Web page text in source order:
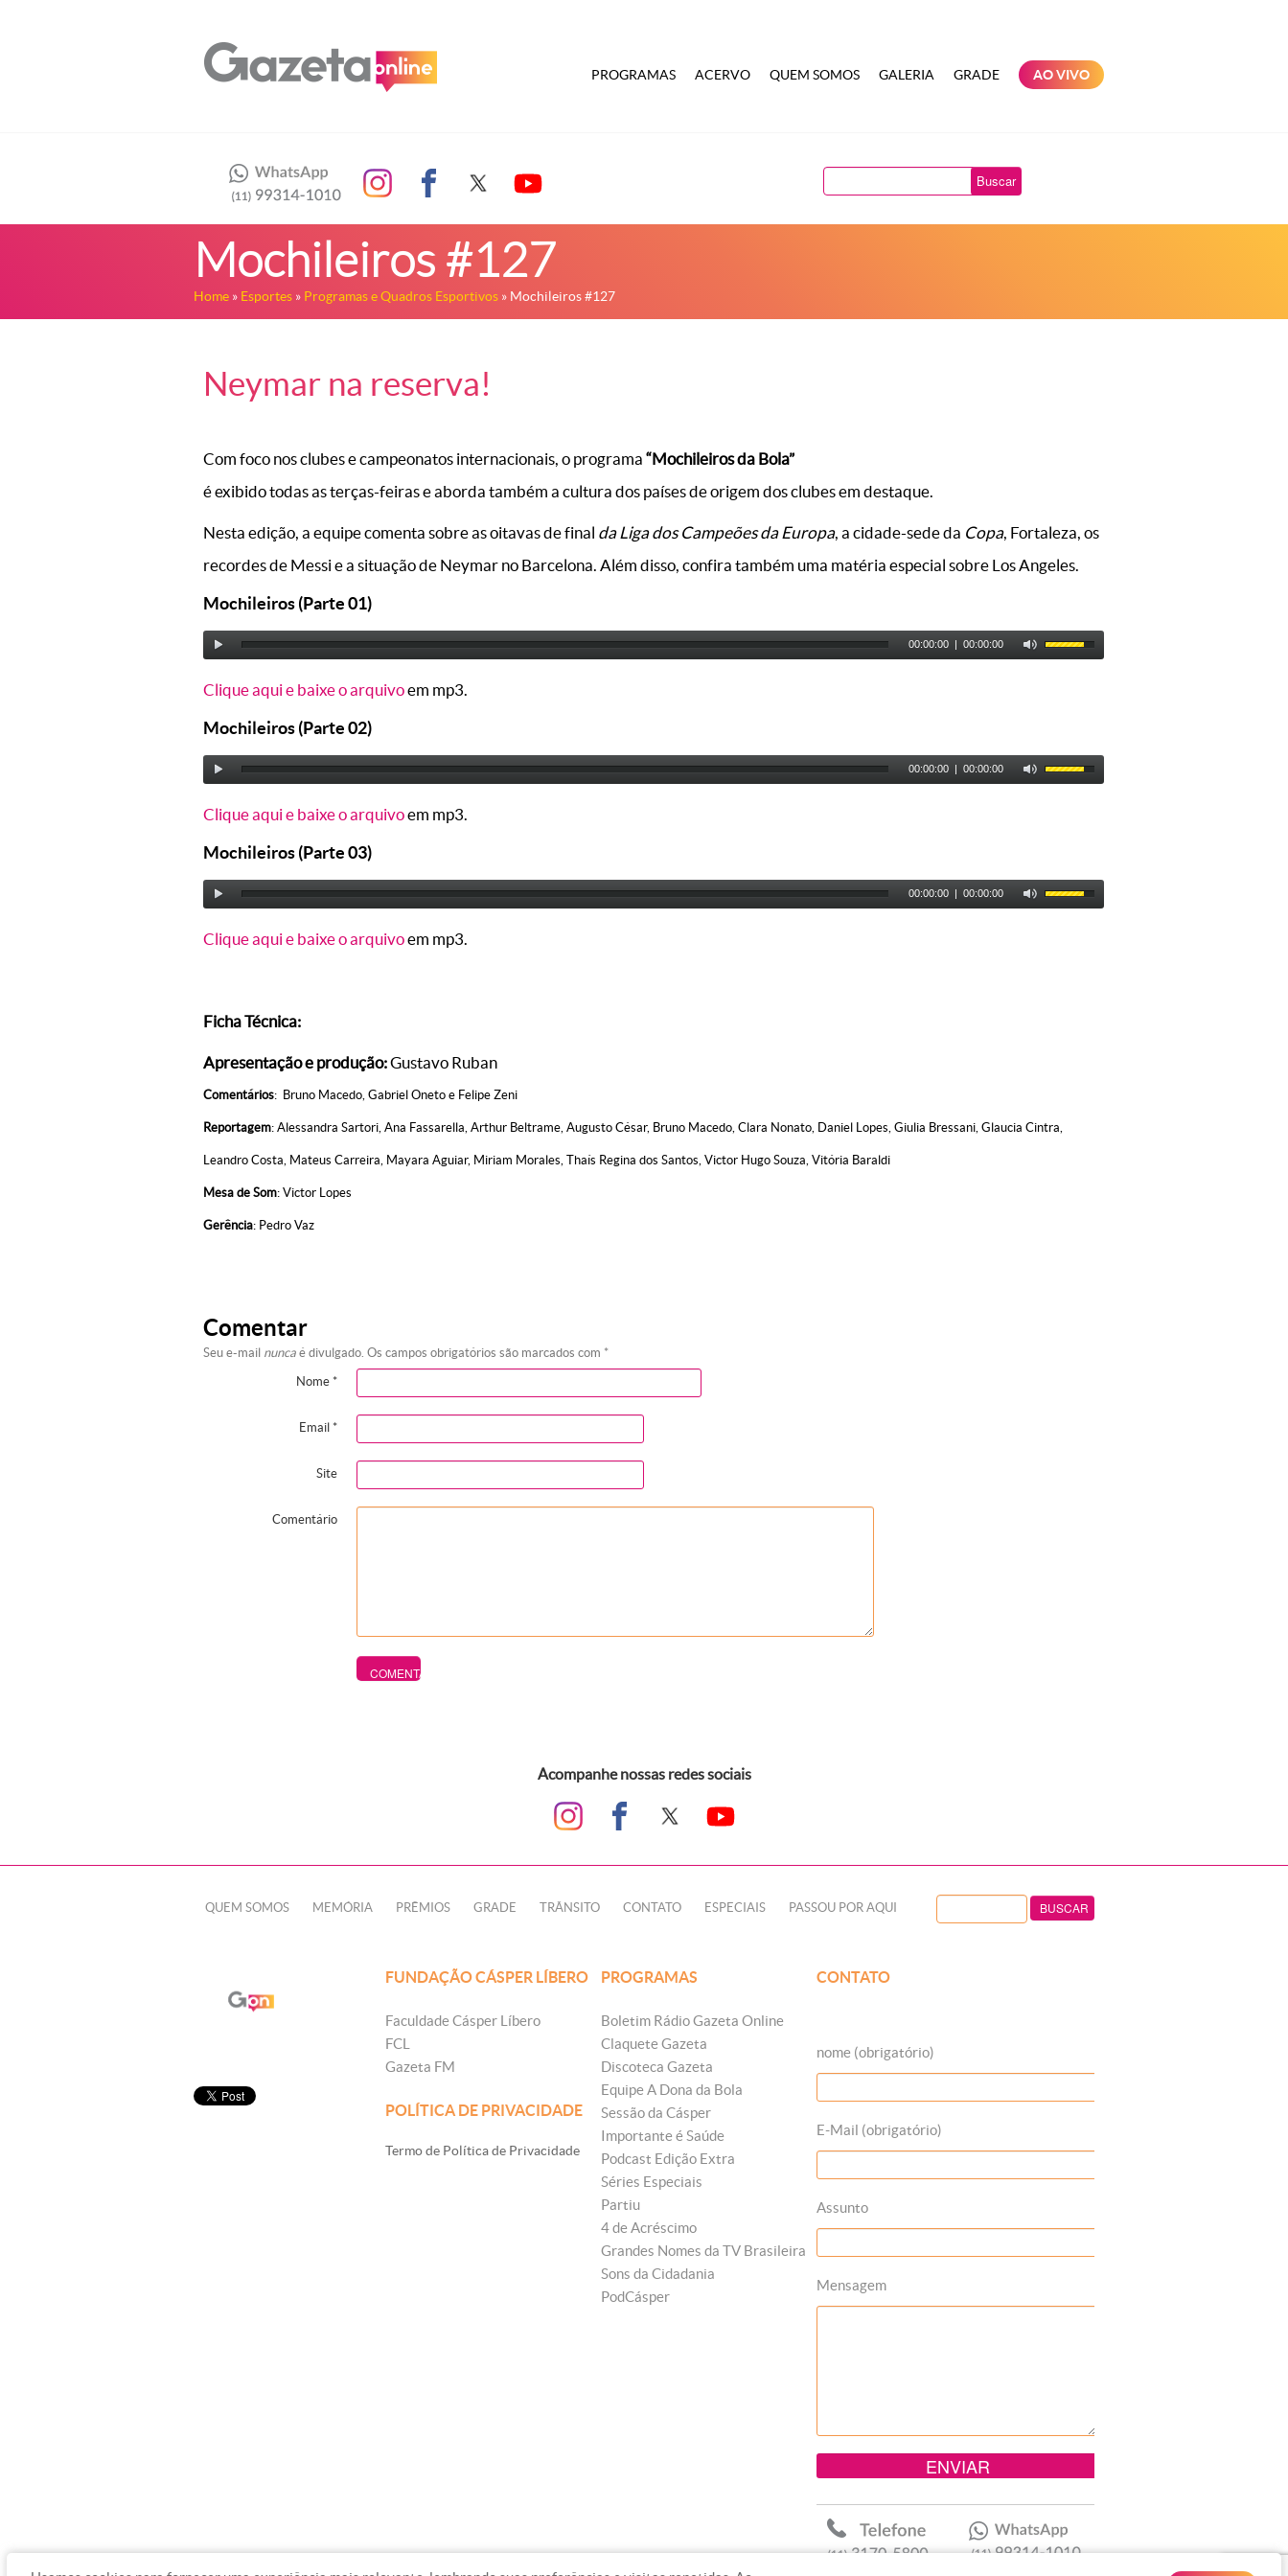
PROGRAMAS ACERVO QUEM SOMOS GALERIA GRADE AO VIVO
Buscar
Mochileiros #127
Home » Esportes » Programas e Quadros Esportivos » Mochileiros #127
Neymar na reserva!
Com foco nos clubes e campeonatos internacionais, o programa “Mochileiros da Bola”
é exibido todas as terças-feiras e aborda também a cultura dos países de origem dos clubes em destaque.
Nesta edição, a equipe comenta sobre as oitavas de final da Liga dos Campeões da Europa, a cidade-sede da Copa, Fortaleza, os
recordes de Messi e a situação de Neymar no Barcelona. Além disso, confira também uma matéria especial sobre Los Angeles.
Mochileiros (Parte 01)
00:00:00 | 00:00:00
Clique aqui e baixe o arquivoem mp3.
Mochileiros (Parte 02)
00:00:00 | 00:00:00
Clique aqui e baixe o arquivoem mp3.
Mochileiros (Parte 03)
00:00:00 | 00:00:00
Clique aqui e baixe o arquivoem mp3.
Ficha Técnica:
Apresentação e produção:Gustavo Ruban
Comentários: Bruno Macedo, Gabriel Oneto e Felipe Zeni
Reportagem: Alessandra Sartori, Ana Fassarella, Arthur Beltrame, Augusto César, Bruno Macedo, Clara Nonato, Daniel Lopes, Giulia Bressani, Glaucia Cintra,
Leandro Costa, Mateus Carreira, Mayara Aguiar, Miriam Morales, Thaís Regina dos Santos, Victor Hugo Souza, Vitória Baraldi
Mesa de Som: Victor Lopes
Gerência: Pedro Vaz
Comentar
Seu e-mail nunca é divulgado. Os campos obrigatórios são marcados com *
Nome *
Email *
Site
Comentário
Acompanhe nossas redes sociais
QUEM SOMOS MEMÓRIA PRÊMIOS GRADE TRÂNSITO CONTATO ESPECIAIS PASSOU POR AQUI
FUNDAÇÃO CÁSPER LÍBERO
Faculdade Cásper Líbero
FCL
Gazeta FM
POLÍTICA DE PRIVACIDADE
Termo de Política de Privacidade
PROGRAMAS
Boletim Rádio Gazeta Online
Claquete Gazeta
Discoteca Gazeta
Equipe A Dona da Bola
Sessão da Cásper
Importante é Saúde
Podcast Edição Extra
Séries Especiais
Partiu
4 de Acréscimo
Grandes Nomes da TV Brasileira
Sons da Cidadania
PodCásper
CONTATO
nome (obrigatório)
E-Mail (obrigatório)
Assunto
Mensagem